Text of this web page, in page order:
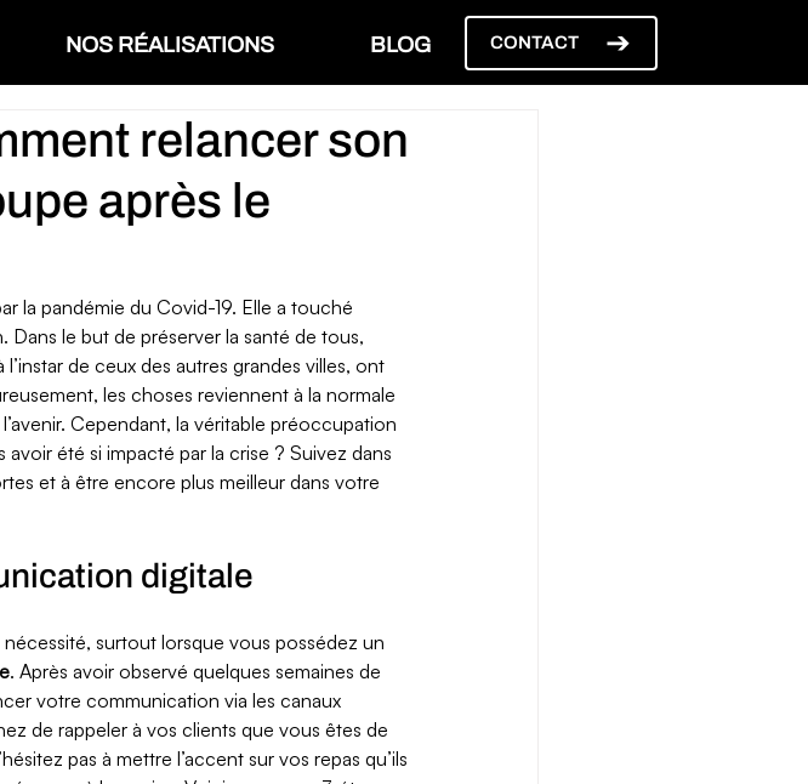
NOS RÉALISATIONS BLOG CONTACT
relancer son
après le
la pandémie du Covid-19. Elle a touché
le but de préserver la santé de tous,
de ceux des autres grandes villes, ont
les choses reviennent à la normale
Cependant, la véritable préoccupation
été si impacté par la crise ? Suivez dans
et à être encore plus meilleur dans votre
digitale
surtout lorsque vous possédez un
. Après avoir observé quelques semaines de
votre communication via les canaux
de rappeler à vos clients que vous êtes de
pas à mettre l’accent sur vos repas qu’ils